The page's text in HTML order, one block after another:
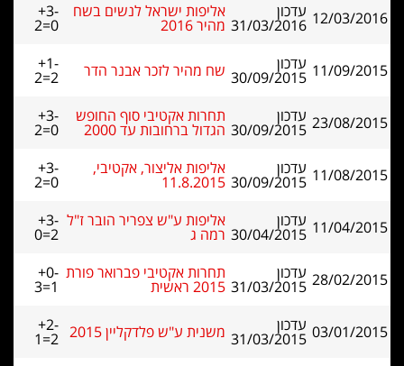
12/03/2016 עדכון
31/03/2016
אליפות ישראל לנשים בשח
מהיר 2016
+3-
2=0
11/09/2015 עדכון
30/09/2015 שח מהיר לזכר אבנר הדר +1-
2=2
23/08/2015 עדכון
30/09/2015
תחרות אקטיבי סוף החופש
הגדול ברחובות עד 2000
+3-
2=0
11/08/2015 עדכון
30/09/2015
אליפות אליצור, אקטיבי,
11.8.2015
+3-
2=0
11/04/2015 עדכון
30/04/2015
אליפות ע"ש צפריר הובר ז"ל
רמה ג
+3-
0=2
28/02/2015 עדכון
31/03/2015
תחרות אקטיבי פברואר פורת
2015 ראשית
+0-
3=1
03/01/2015 עדכון
31/03/2015 משנית ע"ש פלדקליין 2015 +2-
1=2